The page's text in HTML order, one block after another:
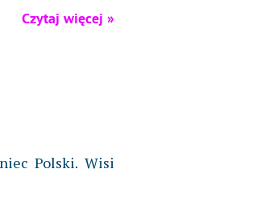
Czytaj więcej »
Polski. Wisi